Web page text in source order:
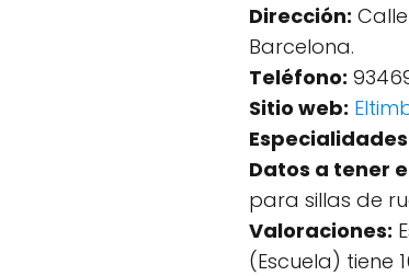
Dirección: Calle
Barcelona.
Teléfono:
Sitio web:
Datos a tener
para sillas de
Valoraciones:
(Escuela) tiene